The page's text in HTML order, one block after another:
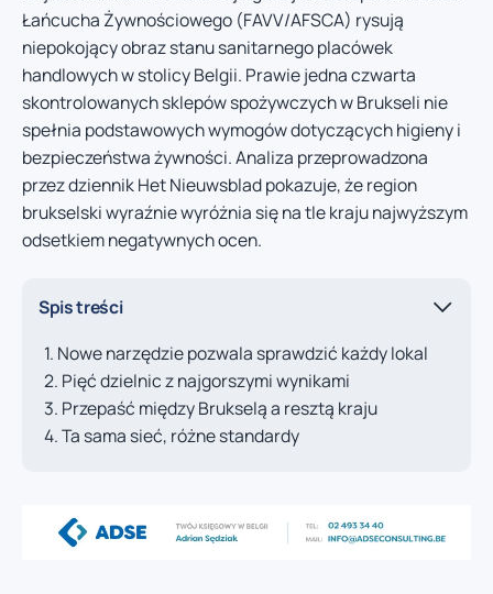
Łańcucha Żywnościowego (FAVV/AFSCA) rysują
niepokojący obraz stanu sanitarnego placówek
handlowych w stolicy Belgii. Prawie jedna czwarta
skontrolowanych sklepów spożywczych w Brukseli nie
spełnia podstawowych wymogów dotyczących higieny i
bezpieczeństwa żywności. Analiza przeprowadzona
przez dziennik Het Nieuwsblad pokazuje, że region
brukselski wyraźnie wyróżnia się na tle kraju najwyższym
odsetkiem negatywnych ocen.
Spis treści
Nowe narzędzie pozwala sprawdzić każdy lokal
Pięć dzielnic z najgorszymi wynikami
Przepaść między Brukselą a resztą kraju
Ta sama sieć, różne standardy